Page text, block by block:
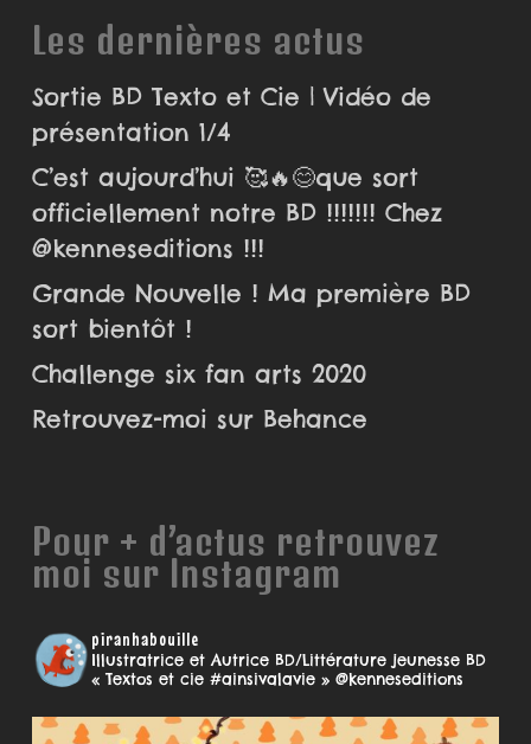
Les dernières actus
Sortie BD Texto et Cie | Vidéo de
présentation 1/4
C’est aujourd’hui 🥰🔥😊que sort
officiellement notre BD !!!!!!! Chez
@kenneseditions !!!
Grande Nouvelle ! Ma première BD
sort bientôt !
Challenge six fan arts 2020
Retrouvez-moi sur Behance
Pour + d’actus retrouvez
moi sur Instagram
piranhabouille
Illustratrice et Autrice BD/Littérature jeunesseBD
« Textos et cie #ainsivalavie » @kenneseditions